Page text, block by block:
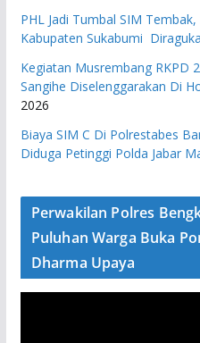
PHL Jadi Tumbal SIM
Kabupaten Sukabumi
Kegiatan Musrembang RKPD
Sangihe Diselenggarakan Di
2026
Biaya SIM C Di Polrestabes
Diduga Petinggi Polda Jabar
Perwakilan Polres
Puluhan Warga Buka
Dharma Upaya